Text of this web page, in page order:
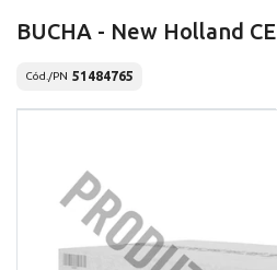
BUCHA - New Holland CE
Cód./PN 51484765